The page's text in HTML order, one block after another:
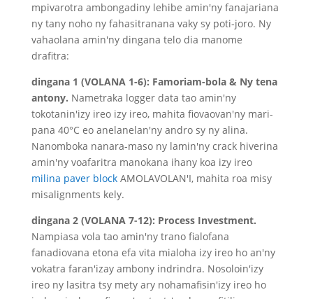
mpivarotra ambongadiny lehibe amin'ny fanajariana
ny tany noho ny fahasitranana vaky sy poti-joro. Ny
vahaolana amin'ny dingana telo dia manome
drafitra:
dingana 1 (VOLANA 1-6): Famoriam-bola & Ny tena
antony. Nametraka logger data tao amin'ny
tokotanin'izy ireo izy ireo, mahita fiovaovan'ny mari-
pana 40°C eo anelanelan'ny andro sy ny alina.
Nanomboka nanara-maso ny lamin'ny crack hiverina
amin'ny voafaritra manokana ihany koa izy ireo
milina paver block AMOLAVOLAN'I, mahita roa misy
misalignments kely.
dingana 2 (VOLANA 7-12): Process Investment.
Nampiasa vola tao amin'ny trano fialofana
fanadiovana etona efa vita mialoha izy ireo ho an'ny
vokatra faran'izay ambony indrindra. Nosoloin'izy
ireo ny lasitra tsy mety ary nohamafisin'izy ireo ho